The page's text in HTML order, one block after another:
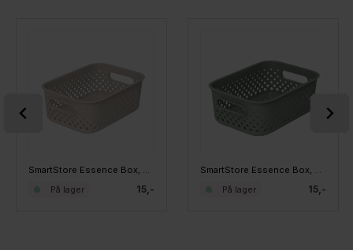
SmartStore Essence Box, Small, Linen
15,-
På lager
SmartStore Essence Box, Small, Salviegrøn
15,-
På lager